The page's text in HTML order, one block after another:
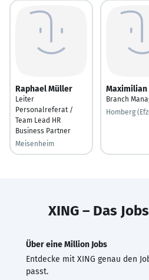
Raphael Müller
Leiter
Personalreferat /
Team Lead HR
Business Partner
Meisenheim
Maximilian
Branch
Homberg
XING – Das
Über eine Million Jobs
Entdecke mit XING genau den
passt.